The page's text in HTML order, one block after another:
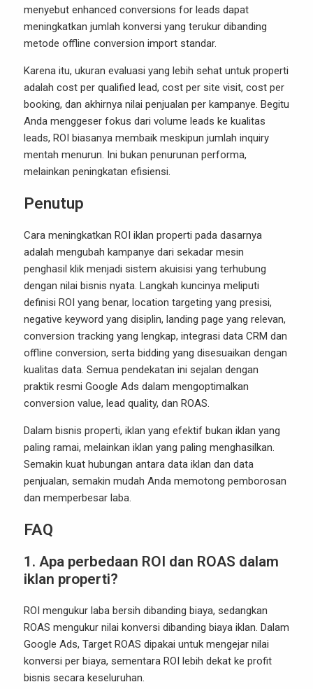
menyebut enhanced conversions for leads dapat
meningkatkan jumlah konversi yang terukur dibanding
metode offline conversion import standar.
Karena itu, ukuran evaluasi yang lebih sehat untuk properti
adalah cost per qualified lead, cost per site visit, cost per
booking, dan akhirnya nilai penjualan per kampanye. Begitu
Anda menggeser fokus dari volume leads ke kualitas
leads, ROI biasanya membaik meskipun jumlah inquiry
mentah menurun. Ini bukan penurunan performa,
melainkan peningkatan efisiensi.
Penutup
Cara meningkatkan ROI iklan properti pada dasarnya
adalah mengubah kampanye dari sekadar mesin
penghasil klik menjadi sistem akuisisi yang terhubung
dengan nilai bisnis nyata. Langkah kuncinya meliputi
definisi ROI yang benar, location targeting yang presisi,
negative keyword yang disiplin, landing page yang relevan,
conversion tracking yang lengkap, integrasi data CRM dan
offline conversion, serta bidding yang disesuaikan dengan
kualitas data. Semua pendekatan ini sejalan dengan
praktik resmi Google Ads dalam mengoptimalkan
conversion value, lead quality, dan ROAS.
Dalam bisnis properti, iklan yang efektif bukan iklan yang
paling ramai, melainkan iklan yang paling menghasilkan.
Semakin kuat hubungan antara data iklan dan data
penjualan, semakin mudah Anda memotong pemborosan
dan memperbesar laba.
FAQ
1. Apa perbedaan ROI dan ROAS dalam
iklan properti?
ROI mengukur laba bersih dibanding biaya, sedangkan
ROAS mengukur nilai konversi dibanding biaya iklan. Dalam
Google Ads, Target ROAS dipakai untuk mengejar nilai
konversi per biaya, sementara ROI lebih dekat ke profit
bisnis secara keseluruhan.